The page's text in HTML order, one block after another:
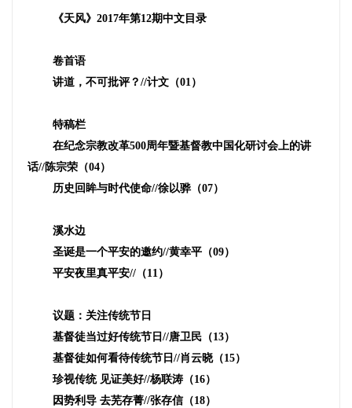
《天风》 2017年第12期中文目录
卷首语
讲道，不可批评？ //计文（01）
特稿栏
在纪念宗教改革500周年暨基督教中国化研讨会上的讲
话//陈宗荣（04）
历史回眸与时代使命//徐以骅（07）
溪水边
圣诞是一个平安的邀约//黄幸平（09）
平安夜里真平安//（11）
议题：关注传统节日
基督徒当过好传统节日 //唐卫民（13）
基督徒如何看待传统节日 //肖云晓（15）
珍视传统 见证美好//杨联涛（16）
因势利导 去芜存菁//张存信（18）